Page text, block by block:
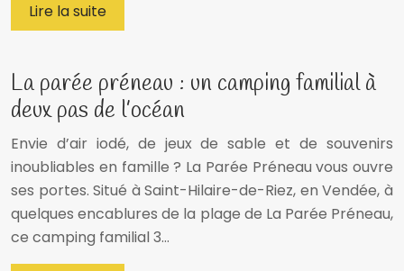
Lire la suite
La parée préneau : un camping familial à
deux pas de l’océan
Envie d’air iodé, de jeux de sable et de souvenirs
inoubliables en famille ? La Parée Préneau vous ouvre
ses portes. Situé à Saint-Hilaire-de-Riez, en Vendée, à
quelques encablures de la plage de La Parée Préneau,
ce camping familial 3…